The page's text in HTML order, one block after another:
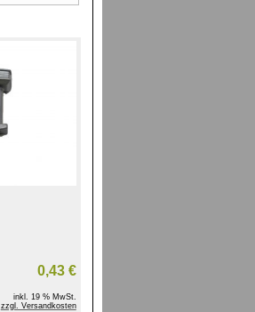
0,43 €
inkl. 19 % MwSt.
zzgl. Versandkosten